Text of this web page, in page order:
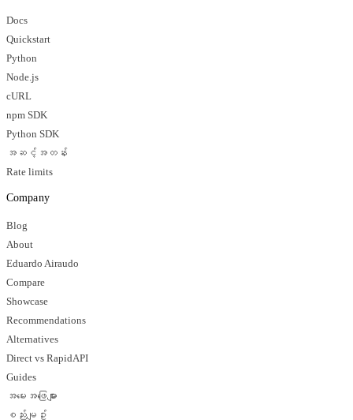
Docs
Quickstart
Python
Node.js
cURL
npm SDK
Python SDK
အဆင့်အတန်း
Rate limits
Company
Blog
About
Eduardo Airaudo
Compare
Showcase
Recommendations
Alternatives
Direct vs RapidAPI
Guides
အမေးအဖြေများ
စည်းမျဥ်း